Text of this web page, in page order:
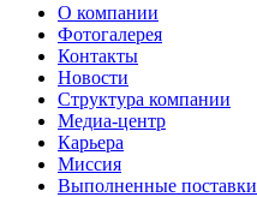
О компании
Фотогалерея
Контакты
Новости
Структура компании
Медиа-центр
Карьера
Миссия
Выполненные поставки